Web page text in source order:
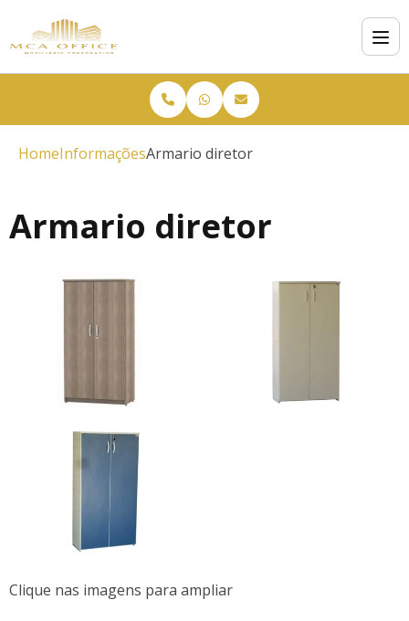
HomeInformaçõesArmario diretor
Armario diretor
Clique nas imagens para ampliar